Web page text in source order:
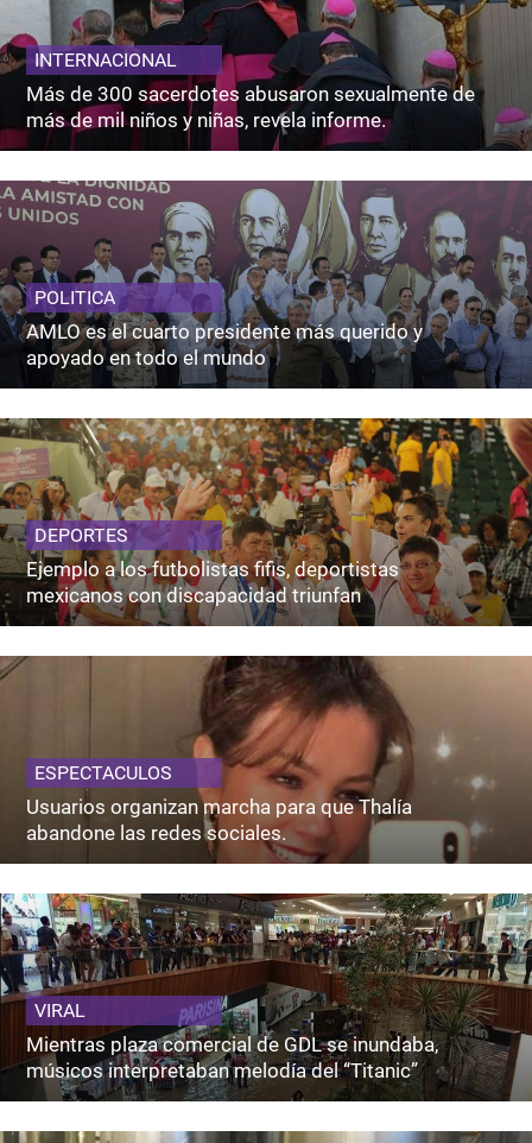
INTERNACIONAL
Más de 300 sacerdotes abusaron sexualmente de
más de mil niños y niñas, revela informe.
POLITICA
AMLO es el cuarto presidente más querido y
apoyado en todo el mundo
DEPORTES
Ejemplo a los futbolistas fifis, deportistas
mexicanos con discapacidad triunfan
ESPECTACULOS
Usuarios organizan marcha para que Thalía
abandone las redes sociales.
VIRAL
Mientras plaza comercial de GDL se inundaba,
músicos interpretaban melodía del “Titanic”